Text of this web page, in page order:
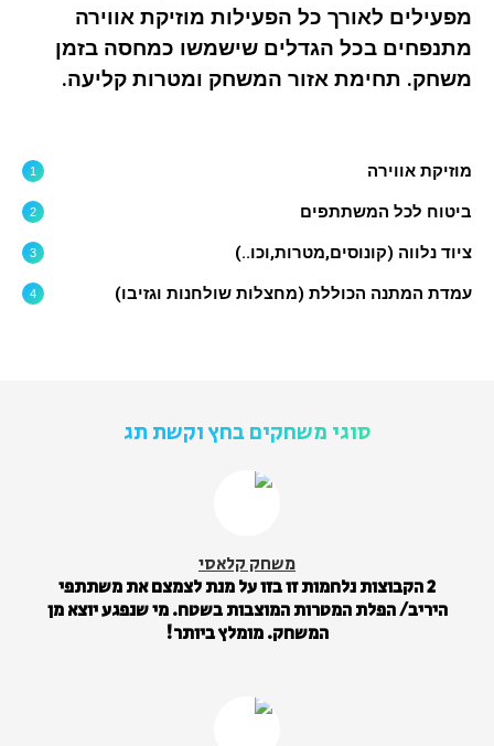
מפעילים לאורך כל הפעילות מוזיקת אווירה
מתנפחים בכל הגדלים שישמשו כמחסה בזמן
משחק. תחימת אזור המשחק ומטרות קליעה.
מוזיקת אווירה
ביטוח לכל המשתתפים
ציוד נלווה (קונוסים,מטרות,וכו..)
עמדת המתנה הכוללת (מחצלות שולחנות וגזיבו)
סוגי משחקים בחץ וקשת תג
משחק קלאסי
2 הקבוצות נלחמות זו בזו על מנת לצמצם את משתתפי
היריב/ הפלת המטרות המוצבות בשטח. מי שנפגע יוצא מן
המשחק. מומלץ ביותר!